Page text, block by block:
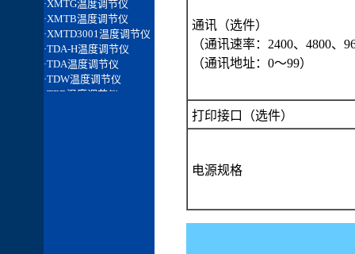
通讯（选件）
（通讯速率：2400、4800、
（通讯地址：0～99）
打印接口（选件）
电源规格